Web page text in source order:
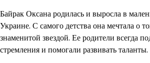
Байрак Оксана родилась и выросла в
Украине. С самого детства она мечтала о
знаменитой звездой. Ее родители всегда
стремления и помогали развивать таланты.